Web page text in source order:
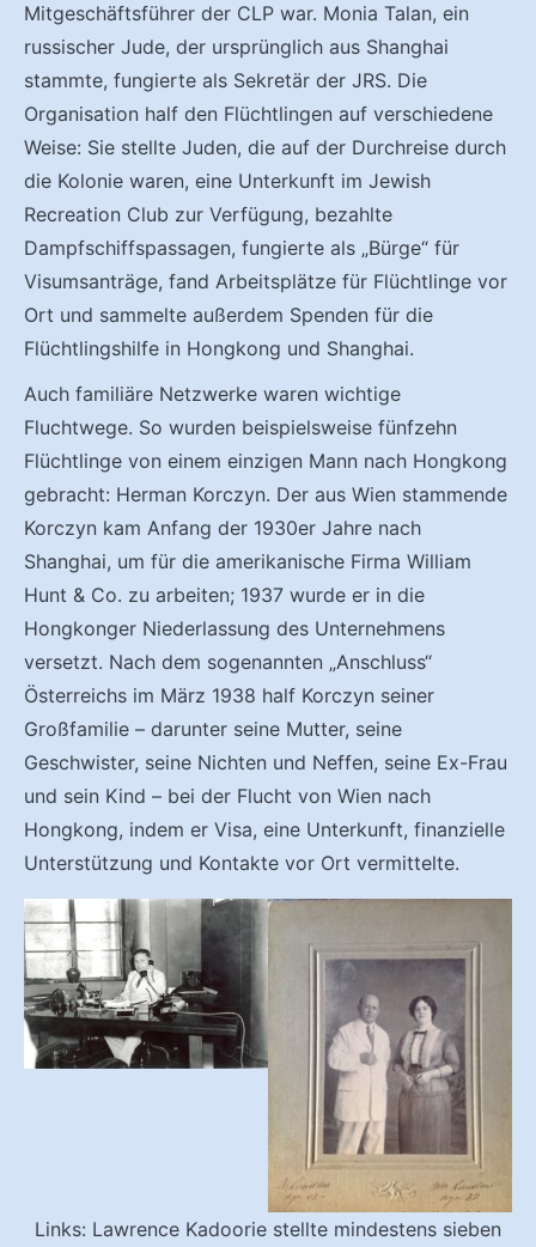
Mitgeschäftsführer der CLP war. Monia Talan, ein
russischer Jude, der ursprünglich aus Shanghai
stammte, fungierte als Sekretär der JRS. Die
Organisation half den Flüchtlingen auf verschiedene
Weise: Sie stellte Juden, die auf der Durchreise durch
die Kolonie waren, eine Unterkunft im Jewish
Recreation Club zur Verfügung, bezahlte
Dampfschiffspassagen, fungierte als „Bürge“ für
Visumsanträge, fand Arbeitsplätze für Flüchtlinge vor
Ort und sammelte außerdem Spenden für die
Flüchtlingshilfe in Hongkong und Shanghai.
Auch familiäre Netzwerke waren wichtige
Fluchtwege. So wurden beispielsweise fünfzehn
Flüchtlinge von einem einzigen Mann nach Hongkong
gebracht: Herman Korczyn. Der aus Wien stammende
Korczyn kam Anfang der 1930er Jahre nach
Shanghai, um für die amerikanische Firma William
Hunt & Co. zu arbeiten; 1937 wurde er in die
Hongkonger Niederlassung des Unternehmens
versetzt. Nach dem sogenannten „Anschluss“
Österreichs im März 1938 half Korczyn seiner
Großfamilie – darunter seine Mutter, seine
Geschwister, seine Nichten und Neffen, seine Ex-Frau
und sein Kind – bei der Flucht von Wien nach
Hongkong, indem er Visa, eine Unterkunft, finanzielle
Unterstützung und Kontakte vor Ort vermittelte.
Links: Lawrence Kadoorie stellte mindestens sieben